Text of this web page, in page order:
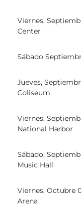
Viernes,
Center
Sábado
Jueves,
Coliseum
Viernes,
National Harbor
Sábado,
Music Hall
Viernes, Octubre
Arena